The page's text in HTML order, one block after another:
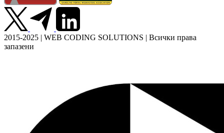
2015-2025 | WEB CODING SOLUTIONS | Всички права
запазени